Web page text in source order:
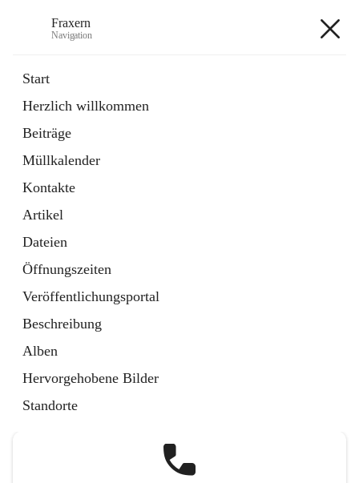
Fraxern
Navigation
Start
Herzlich willkommen
Beiträge
Müllkalender
Kontakte
Artikel
Dateien
Öffnungszeiten
Veröffentlichungsportal
Beschreibung
Alben
Hervorgehobene Bilder
Standorte
Ordner
in
Tab
Formulare
Artikel
öffnet
in
neuem
Tab